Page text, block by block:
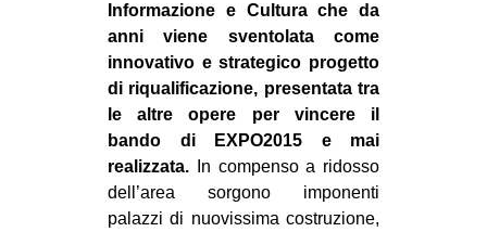
Informazione e Cultura che da
anni viene sventolata come
innovativo e strategico progetto
di riqualificazione, presentata tra
le altre opere per vincere il
bando di EXPO2015 e mai
realizzata. In compenso a ridosso
dell’area sorgono imponenti
palazzi di nuovissima costruzione,